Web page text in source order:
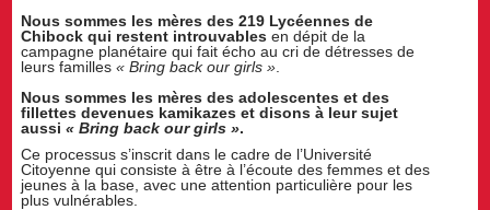
Nous sommes les mères des 219 Lycéennes de
Chibock qui restent introuvables en dépit de la
campagne planétaire qui fait écho au cri de détresses de
leurs familles« Bring back our girls »
Nous sommes les mères des adolescentes et des
fillettes devenues kamikazes et disons à leur sujet
aussi« Bring back our girls ».
Ce processus s’inscrit dans le cadre de l’Université
Citoyenne qui consiste à être à l’écoute des femmes et des
jeunes à la base, avec une attention particulière pour les
plus vulnérables.